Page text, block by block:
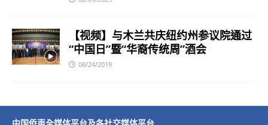
【视频】与木兰共庆纽约州参议院通过
“中国日”暨“华裔传统周”酒会
08/24/2019